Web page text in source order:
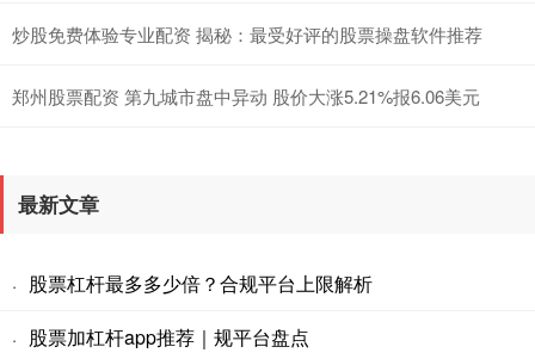
炒股免费体验专业配资 揭秘：最受好评的股票操盘软件推荐
郑州股票配资 第九城市盘中异动 股价大涨5.21%报6.06美元
最新文章
· 股票杠杆最多多少倍？合规平台上限解析
· 股票加杠杆app推荐｜规平台盘点